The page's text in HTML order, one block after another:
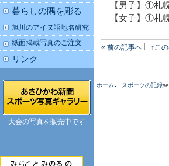
【男子】①札
【女子】①札
« 前の記事へ ↑こ
ホーム スポーツの記録
暮らしの隅を彫る
旭川のアイヌ語地名研究
紙面掲載写真のご注文
リンク
大会の写真を販売中です